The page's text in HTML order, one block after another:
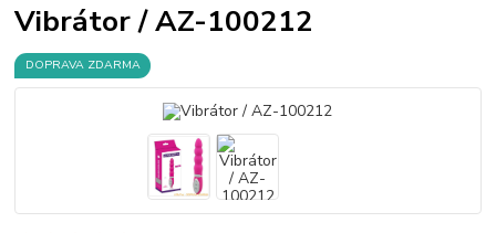
Vibrátor / AZ-100212
DOPRAVA ZDARMA